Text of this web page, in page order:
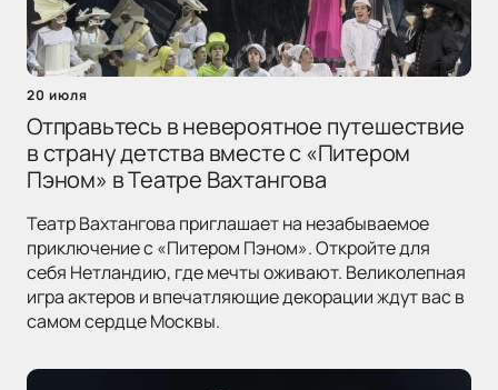
20 июля
Отправьтесь в невероятное путешествие
в страну детства вместе с «Питером
Пэном» в Театре Вахтангова
Театр Вахтангова приглашает на незабываемое
приключение с «Питером Пэном». Откройте для
себя Нетландию, где мечты оживают. Великолепная
игра актеров и впечатляющие декорации ждут вас в
самом сердце Москвы.